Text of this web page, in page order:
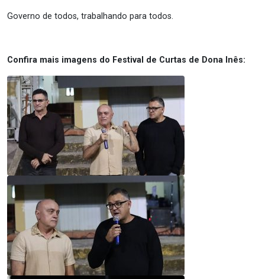
Governo de todos, trabalhando para todos.
Confira mais imagens do Festival de Curtas de Dona Inês: